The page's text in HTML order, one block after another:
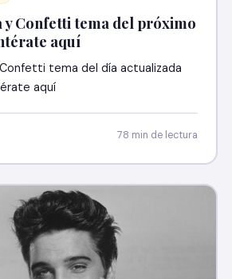
y Confetti tema del próximo
aquí
tema del día actualizada
aquí
78 min de lectura